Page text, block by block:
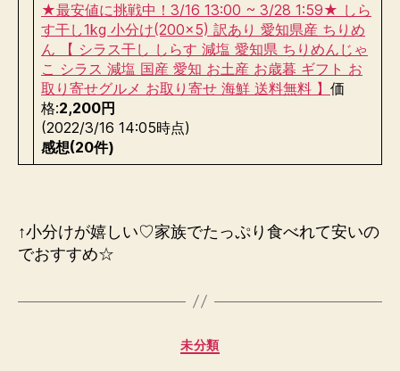
★最安値に挑戦中！3/16 13:00 ~ 3/28 1:59★ しら
す干し1kg 小分け(200×5) 訳あり 愛知県産 ちりめ
ん 【 シラス干し しらす 減塩 愛知県 ちりめんじゃ
こ シラス 減塩 国産 愛知 お土産 お歳暮 ギフト お
取り寄せグルメ お取り寄せ 海鮮 送料無料 】 価
格:2,200円
(2022/3/16 14:05時点)
感想(20件)
↑小分けが嬉しい♡家族でたっぷり食べれて安いの
でおすすめ☆
カ
未分類